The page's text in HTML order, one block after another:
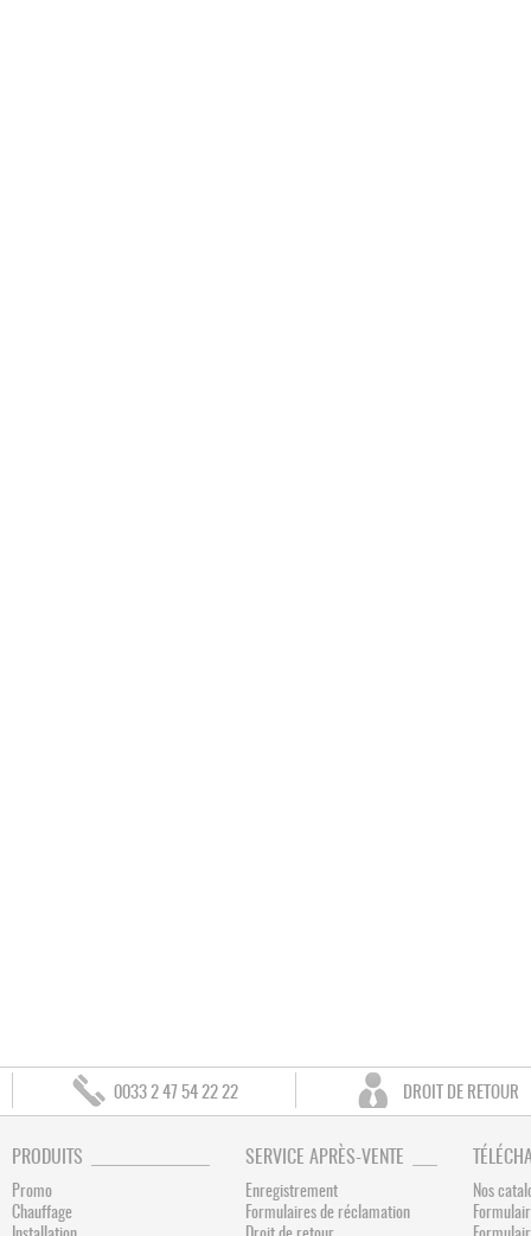
0033 2 47 54 22 22 DROIT DE RETOUR
PRODUITS
Promo
Chauffage
SERVICE APRÈS-VENTE
Enregistrement
Formulaires de réclamation
Nos